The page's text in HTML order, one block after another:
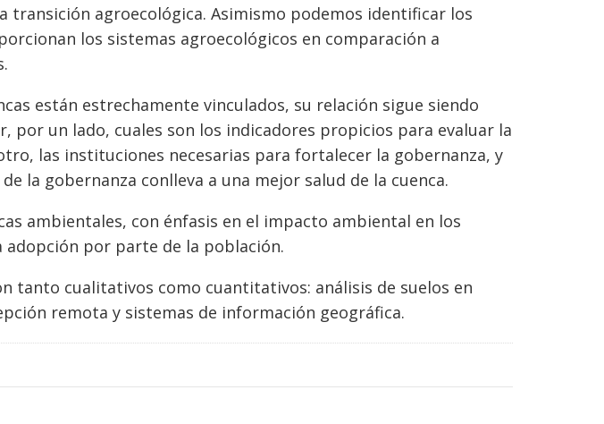
transición agroecológica. Asimismo podemos identificar los
los sistemas agroecológicos en comparación a
están estrechamente vinculados, su relación sigue siendo
por un lado, cuales son los indicadores propicios para evaluar la
las instituciones necesarias para fortalecer la gobernanza, y
la gobernanza conlleva a una mejor salud de la cuenca.
ambientales, con énfasis en el impacto ambiental en los
por parte de la población.
tanto cualitativos como cuantitativos: análisis de suelos en
remota y sistemas de información geográfica.